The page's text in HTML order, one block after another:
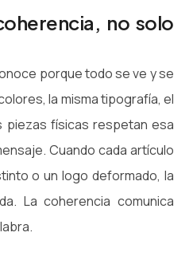
no solo
porque todo se ve y se
la misma tipografía, el
piezas físicas respetan esa
Cuando cada artículo
o un logo deformado, la
La coherencia comunica